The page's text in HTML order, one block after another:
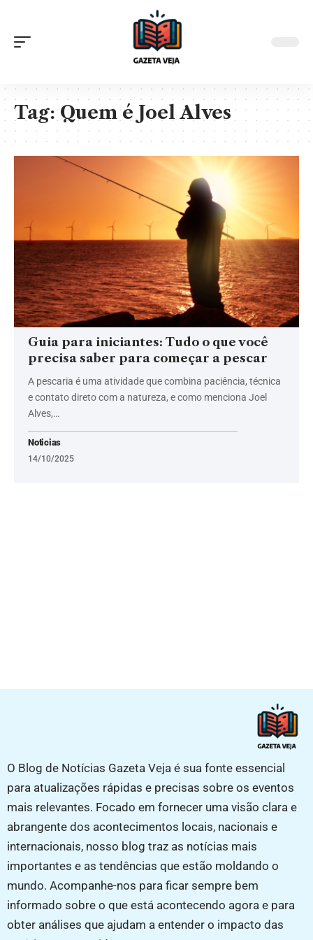
Tag:Quem é Joel Alves
Guia para iniciantes: Tudo o que você
precisa saber para começar a pescar
A pescaria é uma atividade que combina paciência, técnica
e contato direto com a natureza, e como menciona Joel
Alves,…
Noticias
14/10/2025
O Blog de Notícias Gazeta Veja é sua fonte essencial
para atualizações rápidas e precisas sobre os eventos
mais relevantes. Focado em fornecer uma visão clara e
abrangente dos acontecimentos locais, nacionais e
internacionais, nosso blog traz as notícias mais
importantes e as tendências que estão moldando o
mundo. Acompanhe-nos para ficar sempre bem
informado sobre o que está acontecendo agora e para
obter análises que ajudam a entender o impacto das